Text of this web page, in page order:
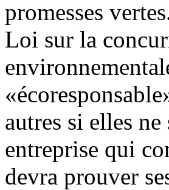
promesses
Loi sur la
autres si elles
entreprise qui
devra prouver